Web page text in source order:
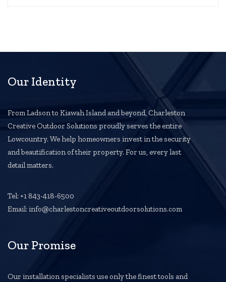
Our Identity
From Ladson to Kiawah Island and beyond, Charleston
Creative Outdoor Solutions proudly serves the entire
Lowcountry. We help homeowners invest in the security
and beautification of their property. For us, every last
detail matters.
Tel: +1 843-418-6500
Email: info@charlestoncreativeoutdoorsolutions.com
Our Promise
Our installation specialists use only the finest tools and